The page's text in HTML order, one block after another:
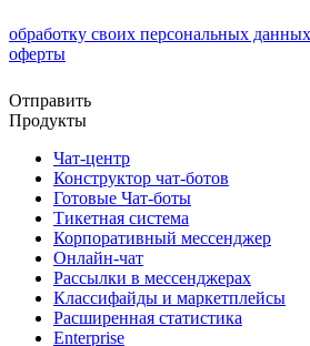
обработку своих персональных данных
оферты
Отправить
Продукты
Чат-центр
Конструктор чат-ботов
Готовые Чат-боты
Тикетная система
Корпоративный мессенджер
Онлайн-чат
Рассылки в мессенджерах
Классифайды и маркетплейсы
Расширенная статистика
Enterprise